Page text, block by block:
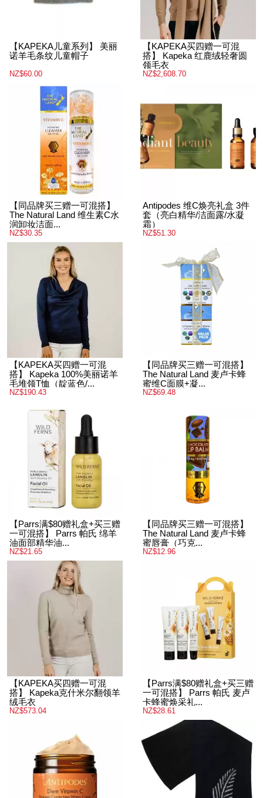
【KAPEKA儿童系列】 美丽
诺羊毛条纹儿童帽子
NZ$2,608.70
【同品牌买三赠一可混搭】
The Natural Land 维生素C水
润卸妆洁面...
NZ$30.35
Antipodes 维C焕亮礼盒 3件
套（亮白精华/洁面露/水凝
【KAPEKA买四赠一可混
搭】 Kapeka 100%美丽诺羊
毛堆领T恤（靛蓝色/...
The Natural Land 麦卢卡蜂
蜜维C面膜+凝...
【Parrs满$80赠礼盒+买三赠
一可混搭】 Parrs 帕氏 绵羊
油面部精华油...
NZ$21.65
The Natural Land 麦卢卡蜂
蜜唇膏（巧克...
搭】 Kapeka克什米尔翻领羊
NZ$573.04
【Parrs满$80赠礼盒+买三赠
一可混搭】 Parrs 帕氏 麦卢
卡蜂蜜焕采礼...
NZ$28.61